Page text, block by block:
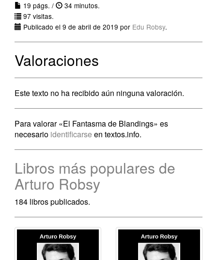
19 págs. /
34 minutos.
97 visitas.
Publicado el 9 de abril de 2019 por Edu Robsy.
Valoraciones
Este texto no ha recibido aún ninguna valoración.
Para valorar «El Fantasma de Blandings» es
necesario identificarse en textos.info.
Libros más populares de
Arturo Robsy
184 libros publicados.